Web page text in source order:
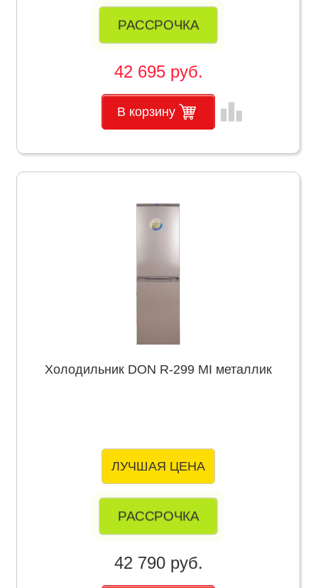
РАССРОЧКА
42 695 руб.
В корзину leaderboard
Холодильник DON R-299 MI металлик
ЛУЧШАЯ ЦЕНА
РАССРОЧКА
42 790 руб.